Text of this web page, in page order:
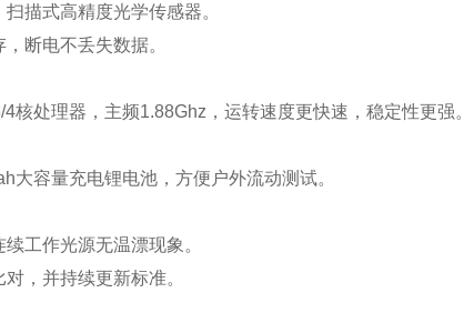
描式高精度光学传感器。
断电不丢失数据。
处理器，主频1.88Ghz，运转速度更快速，稳定性更强。
容量充电锂电池，方便户外流动测试。
工作光源无温漂现象。
，并持续更新标准。